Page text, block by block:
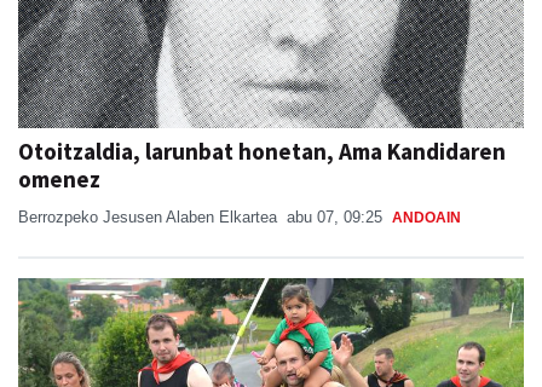
Otoitzaldia, larunbat honetan, Ama Kandidaren
omenez
Berrozpeko Jesusen Alaben Elkartea abu 07, 09:25 ANDOAIN